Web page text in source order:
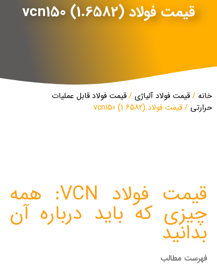
قیمت فولاد vcn150 (1.6582)
خانه / قیمت فولاد آلیاژی / قیمت فولاد قابل عملیات
حرارتی / قیمت فولاد vcn150 (1.6582)
قیمت فولاد VCN: همه
چیزی که باید درباره آن
بدانید
فهرست مطالب